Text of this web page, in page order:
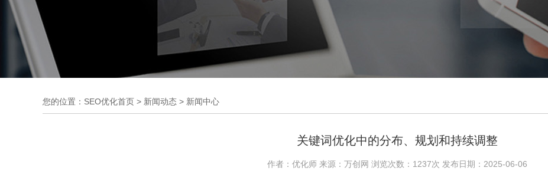
您的位置： SEO优化首页 > 新闻动态 > 新闻中心
关键词优化中的分布、规划和持续调整
作者：优化师 来源：万创网 浏览次数：1237次 发布日期：2025-06-06